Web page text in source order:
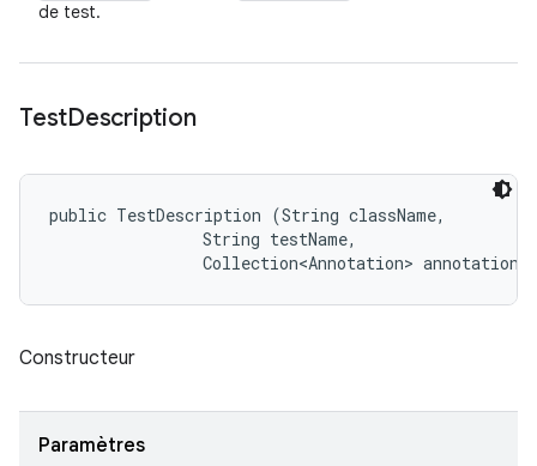
de test.
TestDescription
public TestDescription (String className,
                String testName,
Collection<Annotation>
Constructeur
Paramètres